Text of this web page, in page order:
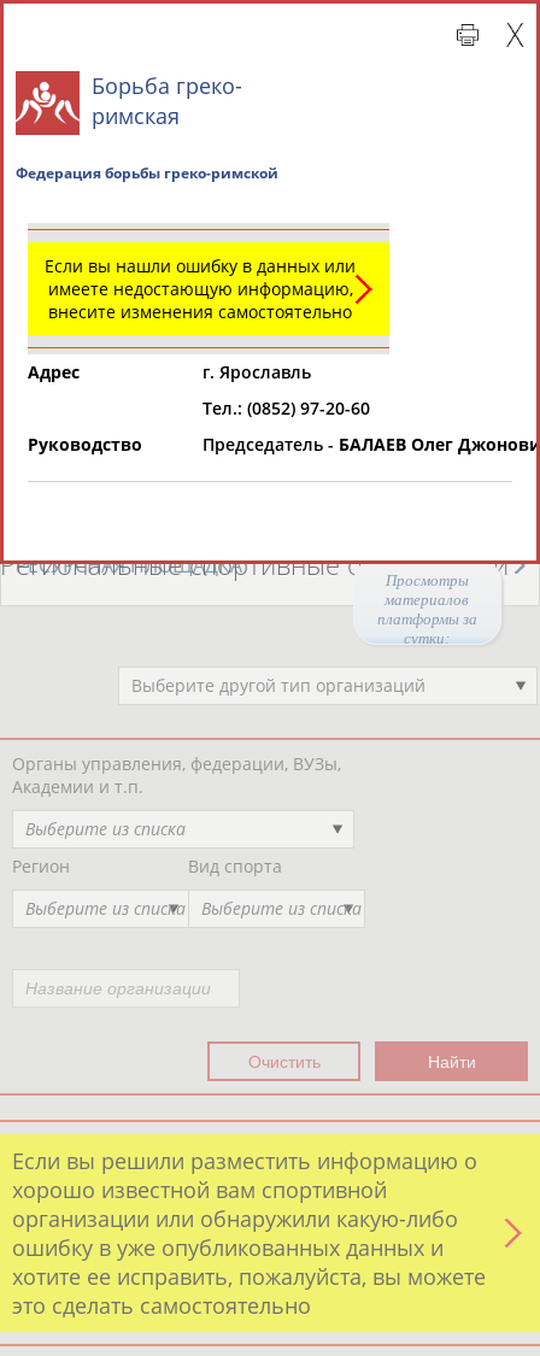
Просмотры
материалов
платформы за
сутки:
Главная » Региональные спортивные организации
СВОДНЫЕ ИНДЕКСЫ
ТАБЛО АКТИВНОСТИ
РЕСУРСНАЯ ПЛОЩАДКА
Региональные спортивные организации
Выберите другой тип организаций
Органы управления, федерации, ВУЗы,
Академии и т.п.
Выберите из списка
Регион
Выберите из списка
Вид спорта
Выберите из списка
Если вы решили разместить информацию о
хорошо известной вам спортивной
организации или обнаружили какую-либо
ошибку в уже опубликованных данных и
хотите ее исправить, пожалуйста, вы можете
это сделать самостоятельно
Борьба греко-
римская
Федерация борьбы греко-римской
Если вы нашли ошибку в данных или
имеете недостающую информацию,
внесите изменения самостоятельно
Адрес
г. Ярославль
Тел.: (0852) 97-20-60
Руководство
Председатель - БАЛАЕВ Олег